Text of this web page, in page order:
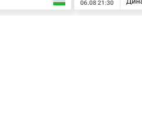
06.08 21:30